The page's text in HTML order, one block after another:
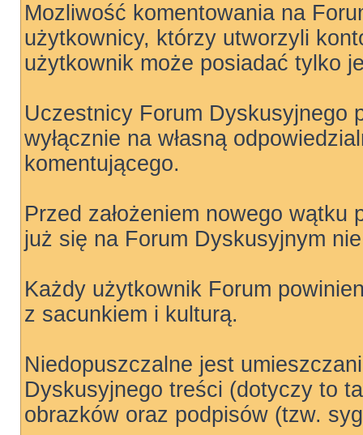
Mozliwość komentowania na
użytkownicy, którzy utworzyli
użytkownik może posiadać tylko
Uczestnicy Forum Dyskusyjnego
wyłącznie na własną
komentującego.
Przed założeniem nowego
już się na Forum Dyskusyjnym nie
Każdy użytkownik Forum
z sacunkiem i kulturą.
Niedopuszczalne jest
Dyskusyjnego treści (dotyczy to
obrazków oraz podpisów (tzw.